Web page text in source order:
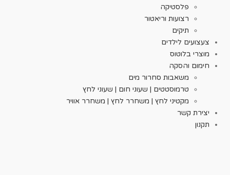
פלסטיקה
רצועות וריאטור
תיקים
צעצועים לילדים
מוצרי בלוטוס
חימום והסקה
משאבות סחרור מים
טרמוסטטים | שעוני חום | שעוני לחץ
מקטיני לחץ | משחרר לחץ | משחרר אוויר
יצירת קשר
תקנון